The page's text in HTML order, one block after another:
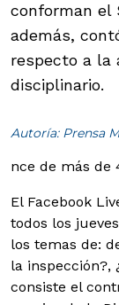
conforman el
además,
respecto a la
disciplinario.
Autoría: Prensa
nce de más de
El Facebook
todos los
los temas de:
la inspección?,
consiste el